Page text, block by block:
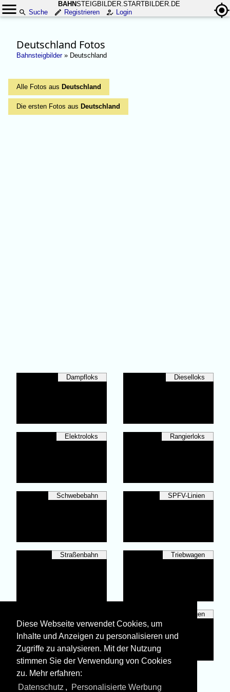
BAHNSTEIGBILDER.STARTBILDER.DE
Suche
Registrieren Login
Deutschland Fotos
Bahnsteigbilder» Deutschland
Alle Fotos aus Deutschland
Die ersten Fotos aus Deutschland
Dampfloks Dieselloks
Elektroloks Rangierloks
Schwebebahn SPFV-Linien
Straßenbahn Triebwagen
Wagen
Alle Fotos aus Deutschland
Diese Webseite verwendet Cookies, um
Inhalte und Anzeigen zu personalisieren und
Zugriffe zu analysieren. Mit der Nutzung
stimmen Sie der Verwendung von Cookies
zu. Mehr erfahren:
Datenschutz , Personalisierte Werbung